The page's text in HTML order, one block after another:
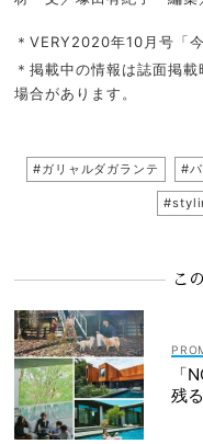
＊VERY2020年10月号「
＊掲載中の情報は誌面掲
場合があります。
#ガリャルダガランテ #
こ
「
残